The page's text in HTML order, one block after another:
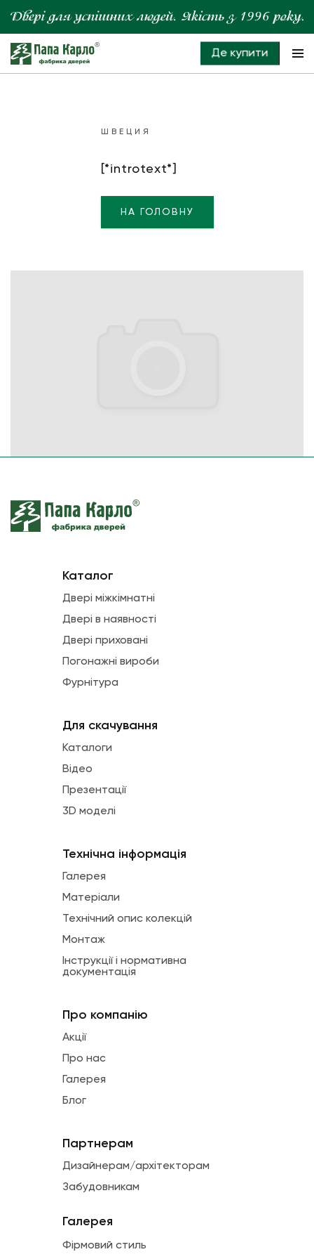
Де купити
ШВЕЦИЯ
[*introtext*]
НА ГОЛОВНУ
Каталог
Двері міжкімнатні
Двері в наявності
Двері приховані
Погонажні вироби
Фурнітура
Для скачування
Каталоги
Відео
Презентації
3D моделі
Технічна інформація
Галерея
Матеріали
Технічний опис колекцій
Монтаж
Інструкції і нормативна
документація
Про компанію
Акції
Про нас
Галерея
Блог
Партнерам
Дизайнерам/архітекторам
Забудовникам
Галерея
Фірмовий стиль